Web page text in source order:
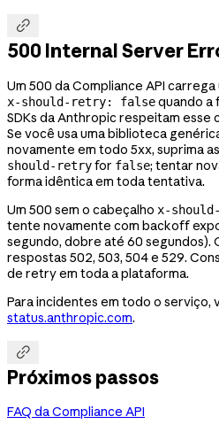

500 Internal Server
Um 500 da Compliance API
x-should-retry: falsequando a
SDKs da Anthropic respeitam
Se você usa uma biblioteca
novamente em todo 5xx, suprima
should-retryfor false; tentar
forma idêntica em toda tentativa.
Um 500 sem o cabeçalho x-
tente novamente com backoff
segundo, dobre até 60 segundos).
respostas 502, 503, 504 e 529.
de retry em toda a plataforma.
Para incidentes em todo o serviço,
status.anthropic.com.

Próximos passos
FAQ da Compliance API